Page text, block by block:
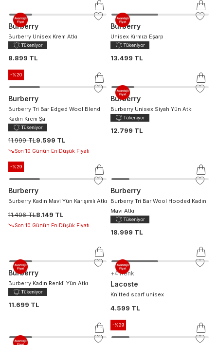
Burberry
Burberry Unisex Krem Atkı
8.899 TL
Burberry
Unisex Kırmızı Eşarp
13.499 TL
-%20
Burberry
Burberry Tri Bar Edged Wool Blend
Kadın Krem Şal
11.999 TL9.599 TL
Son 10 Günün En Düşük Fiyatı
Burberry
Burberry Unisex Siyah Yün Atkı
12.799 TL
-%29
Burberry
Burberry Kadın Mavi Yün Karışımlı Atkı
11.406 TL8.149 TL
Son 10 Günün En Düşük Fiyatı
Burberry
Burberry Tri Bar Wool Hooded Kadın
Mavi Atkı
18.999 TL
Burberry
Burberry Kadın Renkli Yün Atkı
11.699 TL
+4 Renk
Lacoste
Knitted scarf unisex
4.599 TL
-%29